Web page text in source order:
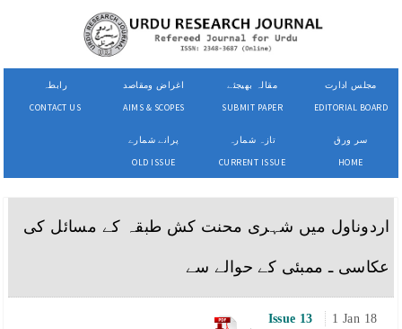
رابطہ
CONTACT US
اغراض ومقاصد
AIMS & SCOPES
مقالہ بھیجئے
SUBMIT PAPER
مجلس ادارت
EDITORIAL BOARD
پرانے شمارے
OLD ISSUE
تازہ شمارہ
CURRENT ISSUE
سر ورق
HOME
اردوناول میں شہری محنت کش طبقہ کے مسائل کی
عکاسی ـ ممبئی کے حوالے سے
Issue 13 1 Jan 18